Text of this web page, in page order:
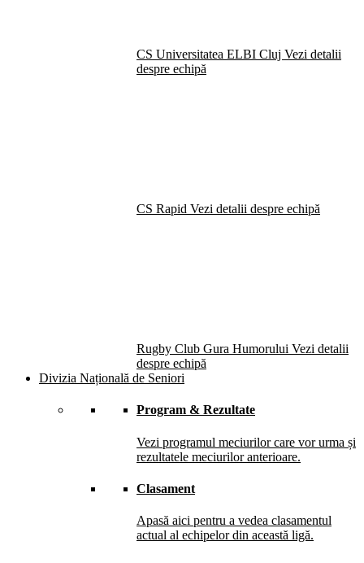
CS Universitatea ELBI Cluj Vezi detalii
despre echipă
CS Rapid Vezi detalii despre echipă
Rugby Club Gura Humorului Vezi detalii
despre echipă
Divizia Națională de Seniori
Program & Rezultate
Vezi programul meciurilor care vor urma și
rezultatele meciurilor anterioare.
Clasament
Apasă aici pentru a vedea clasamentul
actual al echipelor din această ligă.